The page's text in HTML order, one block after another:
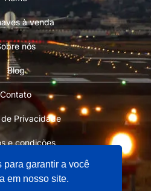
à venda
nós
Blog
Contato
Privacidade
e condições
para garantir a você
em nosso site.